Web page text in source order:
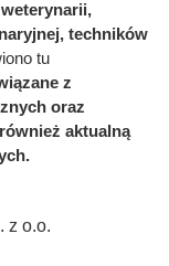
techników
tu
z
oraz
aktualną
z o.o.